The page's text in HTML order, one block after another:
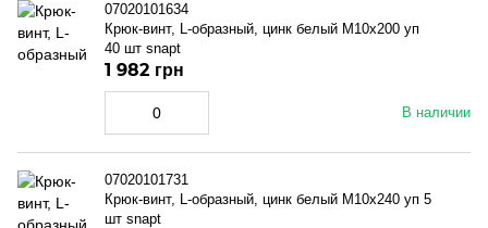
07020101634
Крюк-винт, L-образный, цинк белый M10x200 уп
40 шт snapt
В наличии
1 982 грн
07020101731
Крюк-винт, L-образный, цинк белый M10x240 уп 5
шт snapt